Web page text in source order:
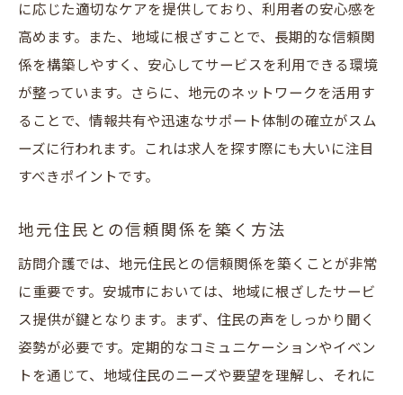
に応じた適切なケアを提供しており、利用者の安心感を
高めます。また、地域に根ざすことで、長期的な信頼関
係を構築しやすく、安心してサービスを利用できる環境
が整っています。さらに、地元のネットワークを活用す
ることで、情報共有や迅速なサポート体制の確立がスム
ーズに行われます。これは求人を探す際にも大いに注目
すべきポイントです。
地元住民との信頼関係を築く方法
訪問介護では、地元住民との信頼関係を築くことが非常
に重要です。安城市においては、地域に根ざしたサービ
ス提供が鍵となります。まず、住民の声をしっかり聞く
姿勢が必要です。定期的なコミュニケーションやイベン
トを通じて、地域住民のニーズや要望を理解し、それに